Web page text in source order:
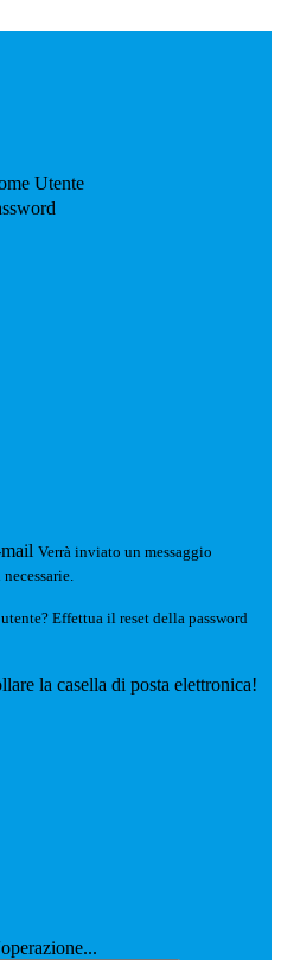
Utente
Verrà inviato un messaggio
Effettua il reset della password
la casella di posta elettronica!